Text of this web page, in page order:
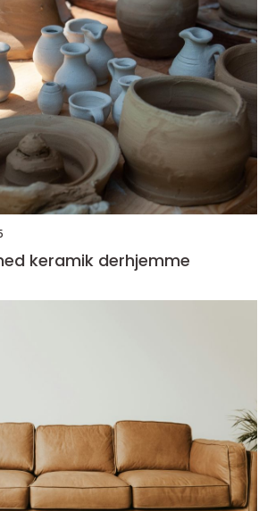
keramik derhjemme